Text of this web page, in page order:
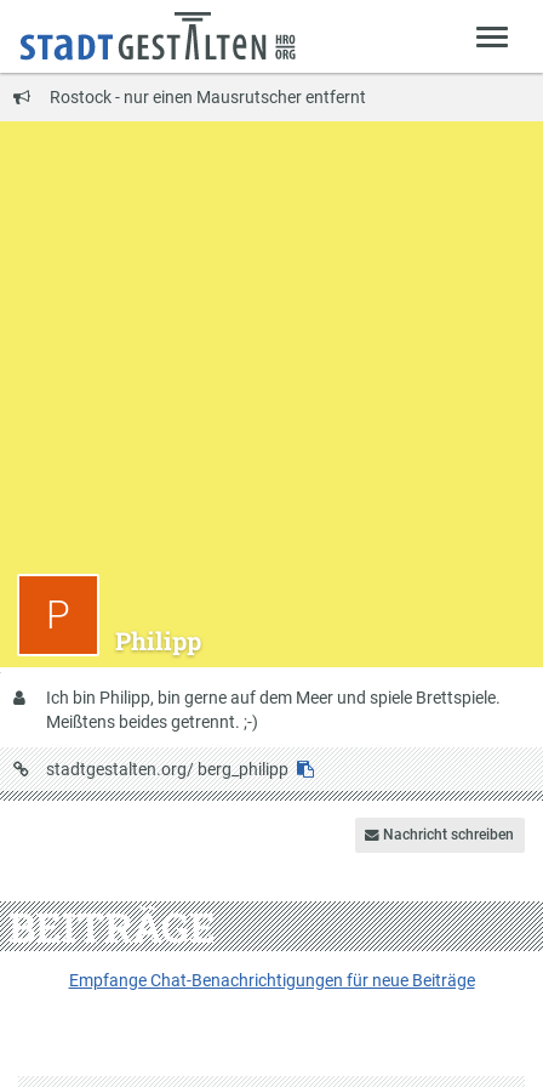
Rostock - nur einen Mausrutscher entfernt
P
Philipp
Über
mich
Ich bin Philipp, bin gerne auf dem Meer und spiele Brettspiele.
Meißtens beides getrennt. ;-)
URL
auf
stadtgestalten.org/ berg_philipp
Nachricht schreiben
BEITRÄGE
Empfange Chat-Benachrichtigungen für neue Beiträge